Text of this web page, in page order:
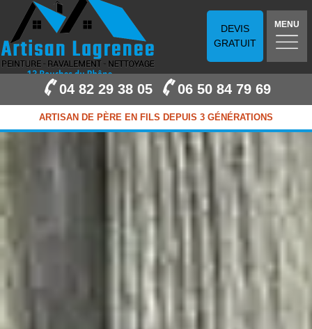
DEVIS
GRATUIT
MENU
04 82 29 38 05 06 50 84 79 69
ARTISAN DE PÈRE EN FILS DEPUIS 3 GÉNÉRATIONS